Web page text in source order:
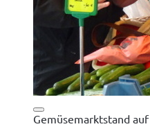
Gemüsemarktstand